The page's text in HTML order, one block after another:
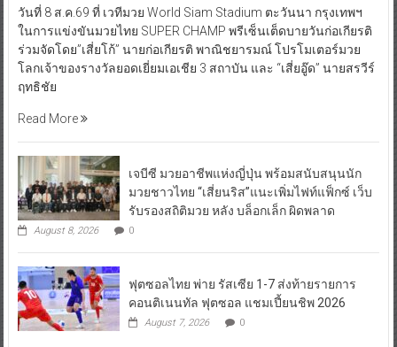
วันที่ 8 ส.ค.69 ที่ เวทีมวย World Siam Stadium ตะวันนา กรุงเทพฯ
ในการแข่งขันมวยไทย SUPER CHAMP พรีเซ็นเต็ดบายวันก่อเกียรติ
ร่วมจัดโดย”เสี่ยโก้” นายก่อเกียรติ พาณิชยารมณ์ โปรโมเตอร์มวย
โลกเจ้าของรางวัลยอดเยี่ยมเอเชีย 3 สถาบัน และ “เสี่ยอู๊ด” นายสรวีร์
ฤทธิชัย
Read More
เจบีซี มวยอาชีพแห่งญี่ปุ่น พร้อมสนับสนุนนัก
มวยชาวไทย “เสี่ยนริส”แนะเพิ่มไฟท์แฟ็กซ์ เว็บ
รับรองสถิติมวย หลัง บล็อกเล็ก ผิดพลาด
August 8, 2026 0
ฟุตซอลไทย พ่าย รัสเซีย 1-7 ส่งท้ายรายการ
คอนติเนนทัล ฟุตซอล แชมเปี้ยนชิพ 2026
August 7, 2026 0